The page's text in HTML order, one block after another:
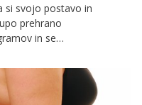
si svojo postavo in
prehrano
in se
da jim obleke
se odpravili v
je pripravil nekoliko